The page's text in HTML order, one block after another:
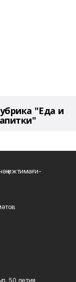
"Еда и
ижтимағи-
50 летия